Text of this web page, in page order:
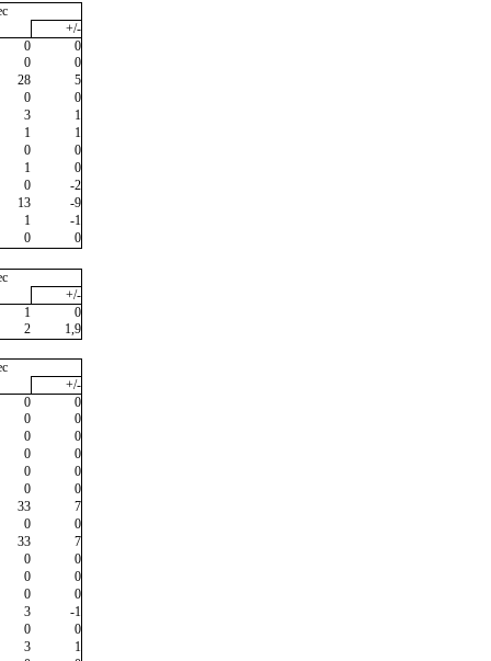
+/-
0
0
0
0
28
5
0
0
3
1
1
1
0
0
1
0
0
-2
13
-9
1
-1
0
0
+/-
1
0
2
1,9
+/-
0
0
0
0
0
0
0
0
0
0
0
0
33
7
0
0
33
7
0
0
0
0
0
0
3
-1
0
0
3
1